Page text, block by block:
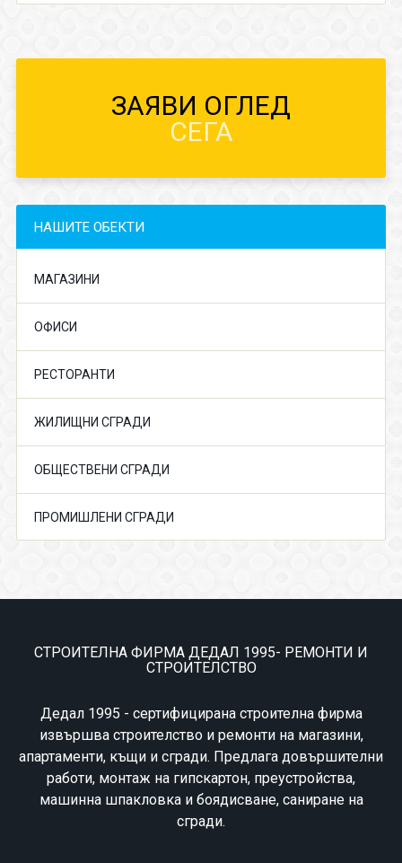
ЗАЯВИ ОГЛЕД
СЕГА
НАШИТЕ ОБЕКТИ
МАГАЗИНИ
ОФИСИ
РЕСТОРАНТИ
ЖИЛИЩНИ СГРАДИ
ОБЩЕСТВЕНИ СГРАДИ
ПРОМИШЛЕНИ СГРАДИ
СТРОИТЕЛНА ФИРМА ДЕДАЛ 1995- РЕМОНТИ И
СТРОИТЕЛСТВО
Дедал 1995 - сертифицирана строителна фирма
извършва строителство и ремонти на магазини,
апартаменти, къщи и сгради. Предлага довършителни
работи, монтаж на гипскартон, преустройства,
машинна шпакловка и боядисване, саниране на
сгради.